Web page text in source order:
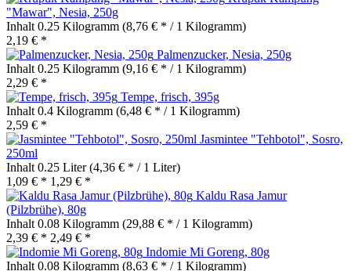
"Mawar", Nesia, 250g
Inhalt 0.25 Kilogramm (8,76 € * / 1 Kilogramm)
2,19 € *
Palmenzucker, Nesia, 250g
Inhalt 0.25 Kilogramm (9,16 € * / 1 Kilogramm)
2,29 € *
Tempe, frisch, 395g
Inhalt 0.4 Kilogramm (6,48 € * / 1 Kilogramm)
2,59 € *
Jasmintee "Tehbotol", Sosro,
250ml
Inhalt 0.25 Liter(4,36 € * / 1 Liter)
1,09 € * 1,29 € *
Kaldu Rasa Jamur
(Pilzbrühe), 80g
Inhalt 0.08 Kilogramm (29,88 € * / 1 Kilogramm)
2,39 € * 2,49 € *
Indomie Mi Goreng, 80g
Inhalt 0.08 Kilogramm (8,63 € * / 1 Kilogramm)